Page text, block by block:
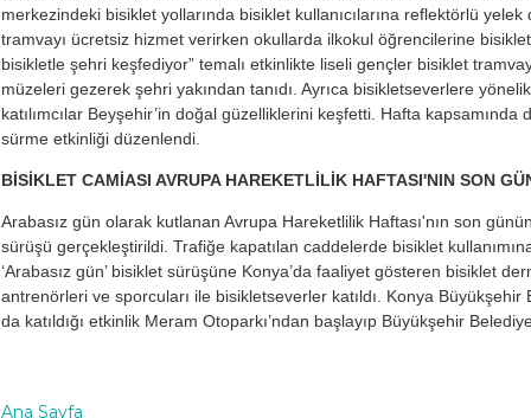
merkezindeki bisiklet yollarında bisiklet kullanıcılarına reflektörlü yelek
tramvayı ücretsiz hizmet verirken okullarda ilkokul öğrencilerine
bisikletle şehri keşfediyor” temalı etkinlikte liseli gençler bisiklet
müzeleri gezerek şehri yakından tanıdı. Ayrıca bisikletseverlere
katılımcılar Beyşehir’in doğal güzelliklerini keşfetti. Hafta
sürme etkinliği düzenlendi.
BİSİKLET CAMİASI AVRUPA HAREKETLİLİK HAFTASI'NIN SON
Arabasız gün olarak kutlanan Avrupa Hareketlilik Haftası'nın son
sürüşü gerçekleştirildi. Trafiğe kapatılan caddelerde bisiklet
‘Arabasız gün’ bisiklet sürüşüne Konya’da faaliyet gösteren bisiklet
antrenörleri ve sporcuları ile bisikletseverler katıldı. Konya
da katıldığı etkinlik Meram Otoparkı’ndan başlayıp Büyükşehir
Ana Sayfa